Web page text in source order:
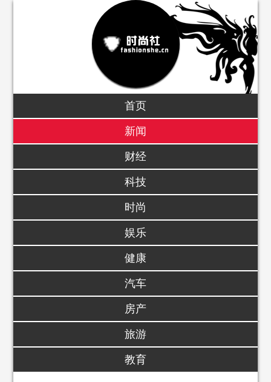
首页
新闻
财经
科技
时尚
娱乐
健康
汽车
房产
旅游
教育